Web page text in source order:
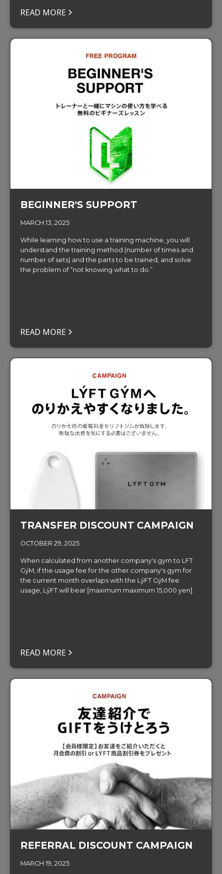
READ MORE
BEGINNER'S SUPPORT
MARCH 13, 2025
While learning how to use a training machine, you will
understand the training method (number of times and
number of sets) and the parts to be trained, and solve
the problem of “not knowing what to do.”
READ MORE
TRANSFER DISCOUNT CAMPAIGN
OCTOBER 29, 2025
When calculated from another company's gym to LFT
GýM, if the usage fee for the other company's gym for
the current month overlaps with the LýFT GýM fee
usage, LýFT will bear [maximum maximum 15,000 yen].
READ MORE
REFERRAL DISCOUNT CAMPAIGN
MARCH 19, 2025